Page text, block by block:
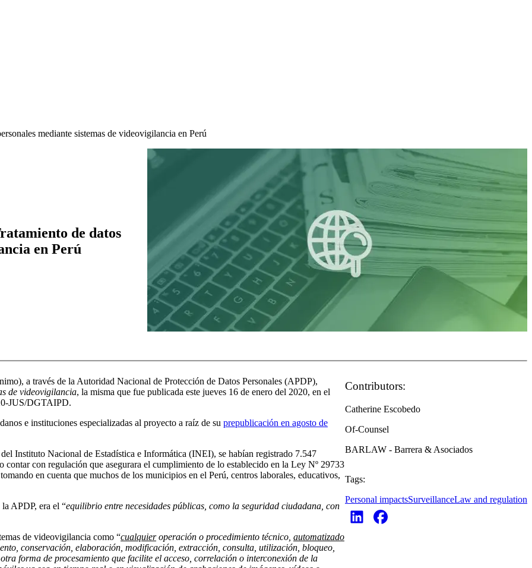
mediante sistemas de videovigilancia en Perú
de datos
en Perú
a través de la Autoridad Nacional de Protección de Datos Personales (APDP),
de videovigilancia, la misma que fue publicada este jueves 16 de enero del 2020, en el
JUS/DGTAIPD.
e instituciones especializadas al proyecto a raíz de su prepublicación en agosto de
Instituto Nacional de Estadística e Informática (INEI), se habían registrado 7.547
con regulación que asegurara el cumplimiento de lo establecido en la Ley Nº 29733
en cuenta que muchos de los municipios en el Perú, centros laborales, educativos,
APDP, era el “equilibrio entre necesidades públicas, como la seguridad ciudadana, con
de videovigilancia como “cualquieroperación o procedimiento técnico, automatizado
conservación, elaboración, modificación, extracción, consulta, utilización, bloqueo,
forma de procesamiento que facilite el acceso, correlación o interconexión de la
Contributors:
Catherine Escobedo
Of-Counsel
BARLAW - Barrera & Asociados
Tags:
Personal impactsSurveillanceLaw and regulation